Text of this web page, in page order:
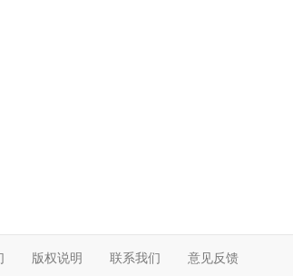
版权说明 联系我们 意见反馈